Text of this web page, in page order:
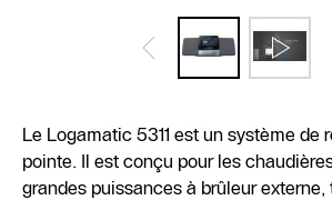
Le Logamatic 5311 est un système de
pointe. Il est conçu pour les
grandes puissances à brûleur